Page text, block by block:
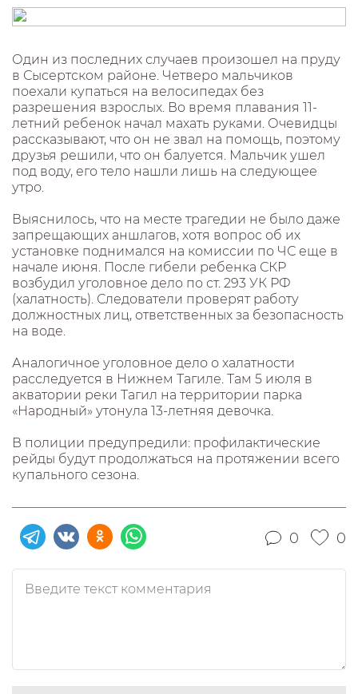
Один из последних случаев произошел на пруду
в Сысертском районе. Четверо мальчиков
поехали купаться на велосипедах без
разрешения взрослых. Во время плавания 11-
летний ребенок начал махать руками. Очевидцы
рассказывают, что он не звал на помощь, поэтому
друзья решили, что он балуется. Мальчик ушел
под воду, его тело нашли лишь на следующее
утро.
Выяснилось, что на месте трагедии не было даже
запрещающих аншлагов, хотя вопрос об их
установке поднимался на комиссии по ЧС еще в
начале июня. После гибели ребенка СКР
возбудил уголовное дело по ст. 293 УК РФ
(халатность). Следователи проверят работу
должностных лиц, ответственных за безопасность
на воде.
Аналогичное уголовное дело о халатности
расследуется в Нижнем Тагиле. Там 5 июля в
акватории реки Тагил на территории парка
«Народный» утонула 13-летняя девочка.
В полиции предупредили: профилактические
рейды будут продолжаться на протяжении всего
купального сезона.
0 0